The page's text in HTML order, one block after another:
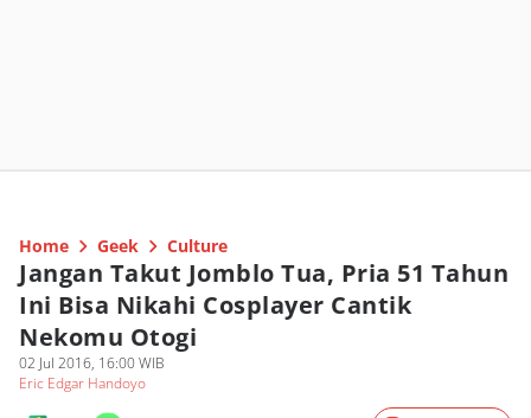
Home Geek Culture
Jangan Takut Jomblo Tua, Pria 51 Tahun
Ini Bisa Nikahi Cosplayer Cantik
Nekomu Otogi
02 Jul 2016, 16:00 WIB
Eric Edgar Handoyo